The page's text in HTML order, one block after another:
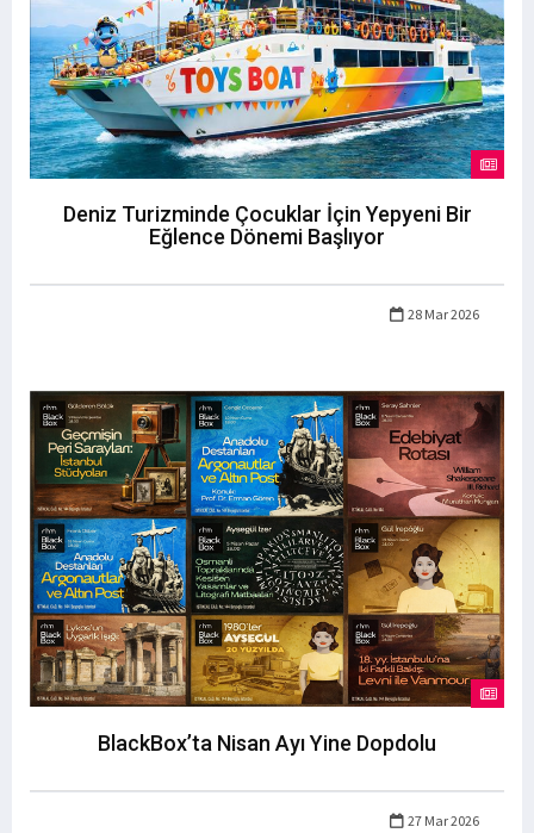
Deniz Turizminde Çocuklar İçin Yepyeni Bir
Eğlence Dönemi Başlıyor
28 Mar 2026
BlackBox’ta Nisan Ayı Yine Dopdolu
27 Mar 2026